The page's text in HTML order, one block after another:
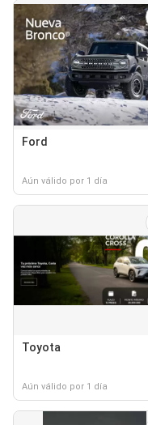
Ford
Aún válido por 1 día
Toyota
Aún válido por 1 día